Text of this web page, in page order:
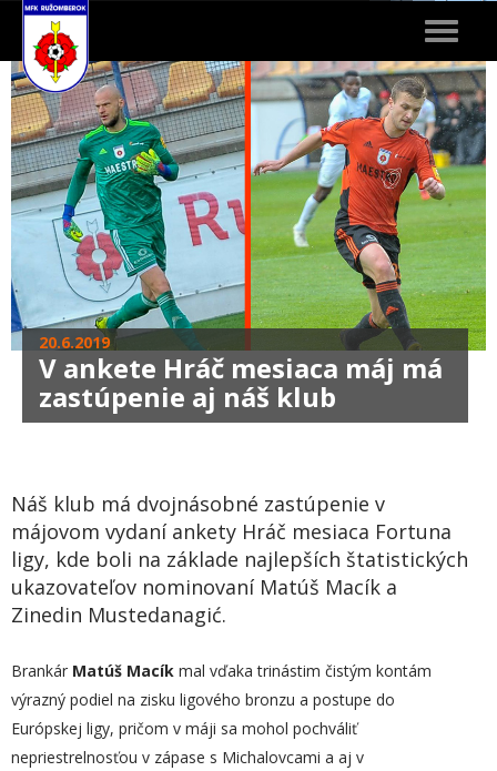
Toggle
20.6.2019
V ankete Hráč mesiaca máj má
zastúpenie aj náš klub
Náš klub má dvojnásobné zastúpenie v
májovom vydaní ankety Hráč mesiaca Fortuna
ligy, kde boli na základe najlepších štatistických
ukazovateľov nominovaní Matúš Macík a
Zinedin Mustedanagić.
Brankár Matúš Macík mal vďaka trinástim čistým kontám
výrazný podiel na zisku ligového bronzu a postupe do
Európskej ligy, pričom v máji sa mohol pochváliť
nepriestrelnosťou v zápase s Michalovcami a aj v